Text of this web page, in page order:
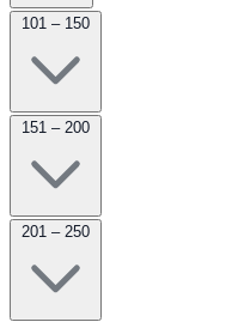
101 – 150
151 – 200
201 – 250